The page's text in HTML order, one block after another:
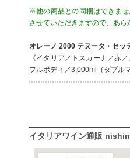
※他の商品との同梱はできま
させていただきますので、あら
オレーノ 2000 テヌータ・セッ
《イタリア／トスカーナ／赤
フルボディ／3,000ml（ダブル
イタリアワイン通販